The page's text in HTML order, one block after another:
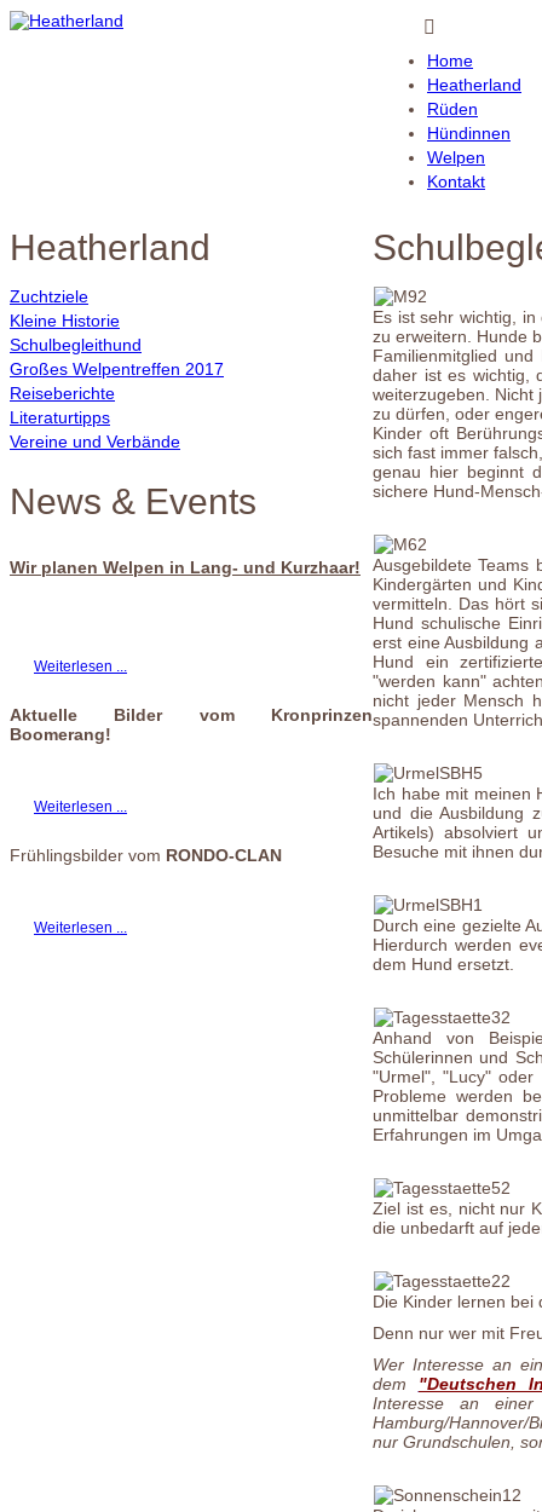
Home
Heatherland
Rüden
Hündinnen
Welpen
Kontakt
Heatherland
Zuchtziele
Kleine Historie
Schulbegleithund
Großes Welpentreffen 2017
Reiseberichte
Literaturtipps
Vereine und Verbände
News & Events
Wir planen Welpen in Lang- und Kurzhaar!
Weiterlesen ...
Aktuelle Bilder vom Kronprinzen
Boomerang!
Weiterlesen ...
Frühlingsbilder vom RONDO-CLAN
Weiterlesen ...
Es ist sehr wichtig,
zu erweitern. Hunde
Familienmitglied
daher ist es wichtig,
weiterzugeben. Nicht
zu dürfen, oder
Kinder oft
sich fast immer
genau hier beginnt
sichere Hund-
Ausgebildete Teams
Kindergärten und
vermitteln. Das hört
Hund schulische
erst eine Ausbildung
Hund ein
"werden kann"
nicht jeder Mensch
spannenden
Ich habe mit meinen
und die Ausbildung
Artikels) absolviert
Besuche mit ihnen
Durch eine gezielte
Hierdurch werden
dem Hund ersetzt.
Anhand von
Schülerinnen und
"Urmel", "Lucy" oder
Probleme werden
unmittelbar
Erfahrungen im
Ziel ist es, nicht nur
die unbedarft auf
Die Kinder lernen bei
Denn nur wer mit
Wer Interesse an
dem "Deutschen
Interesse an
Hamburg/Hannover/
nur Grundschulen,